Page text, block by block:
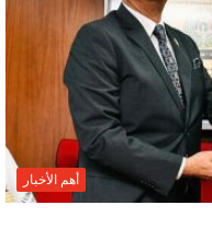
أهم الأخبار